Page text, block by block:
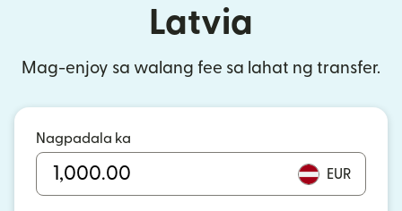
Latvia
Mag-enjoy sa walang fee sa lahat ng transfer.
Nagpadala ka
EUR